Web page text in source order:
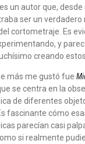
es un autor que, desde
ser un verdadero
cortometraje. Es
y
creando
más me gustó fue
se centra en la
de diferentes
fascinante cómo
parecían casi
si realmente